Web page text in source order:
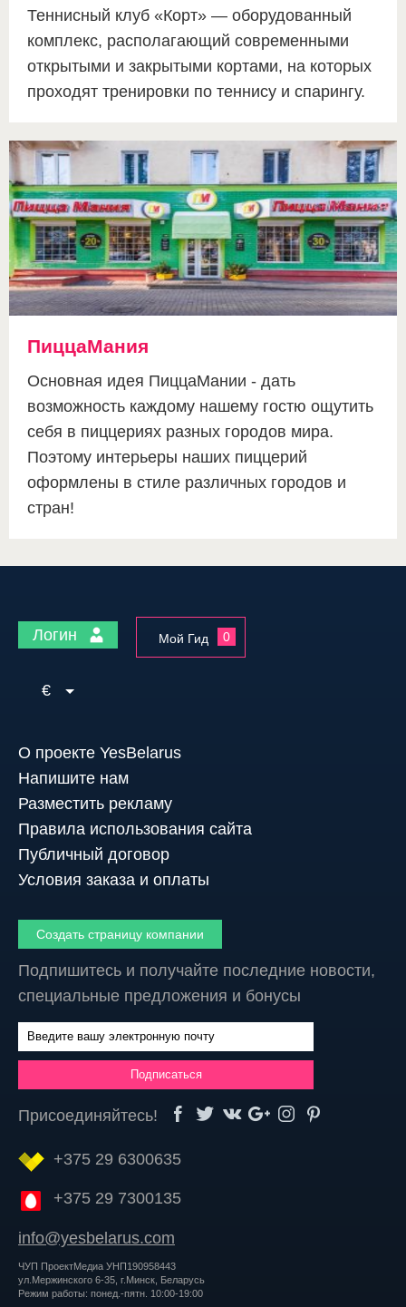
Теннисный клуб «Корт» — оборудованный
комплекс, располагающий современными
открытыми и закрытыми кортами, на которых
проходят тренировки по теннису и спарингу.
ПиццаМания
Основная идея ПиццаМании - дать
возможность каждому нашему гостю ощутить
себя в пиццериях разных городов мира.
Поэтому интерьеры наших пиццерий
оформлены в стиле различных городов и
стран!
Логин Мой Гид 0
€
О проекте YesBelarus
Напишите нам
Разместить рекламу
Правила использования сайта
Публичный договор
Условия заказа и оплаты
Создать страницу компании
Подпишитесь и получайте последние новости,
специальные предложения и бонусы
Присоединяйтесь!
+375 29 6300635
+375 29 7300135
info@yesbelarus.com
ЧУП ПроектМедиа УНП190958443
ул.Мержинского 6-35, г.Минск, Беларусь
Режим работы: понед.-пятн. 10:00-19:00